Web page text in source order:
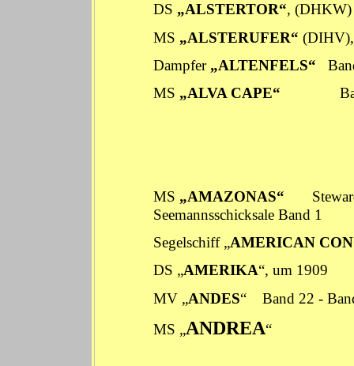
DS „ALSTERTOR“,
MS „ALSTERUFER“ (DIHV),
Dampfer „ALTENFELS“
MS „ALVA CAPE“
MS „AMAZONAS“
Seemannsschicksale Band 1
Segelschiff „AMERICAN
DS „AMERIKA“, um 1909
MV „ANDES“ Band 22 -
MS „ANDREA